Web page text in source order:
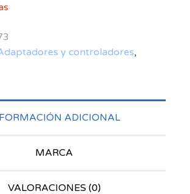
y controladores,
ADICIONAL
MARCA
VALORACIONES (0)